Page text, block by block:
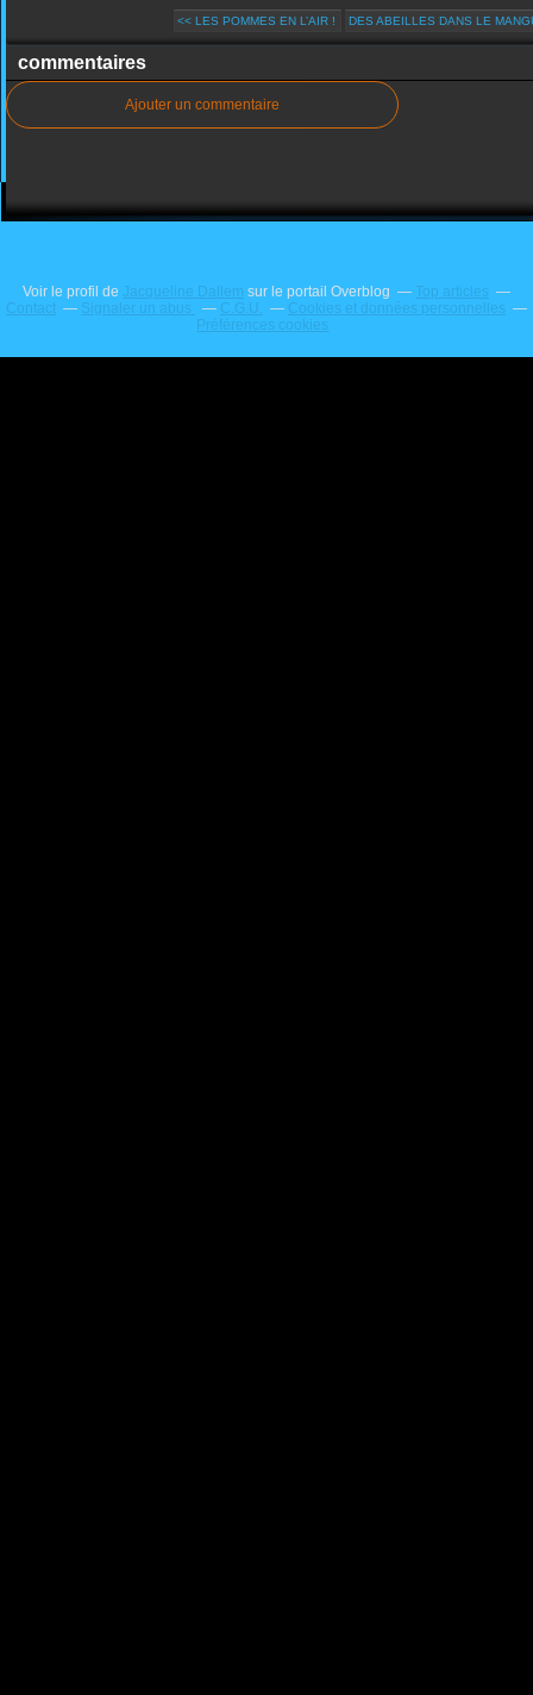
<< LES POMMES EN L’AIR ! DES ABEILLES DANS LE
commentaires
Ajouter un commentaire
Voir le profil de Jacqueline Dallem sur le portail Overblog
Top articles
Contact
Signaler un abus C.G.U.
Cookies et données personnelles
Préférences cookies